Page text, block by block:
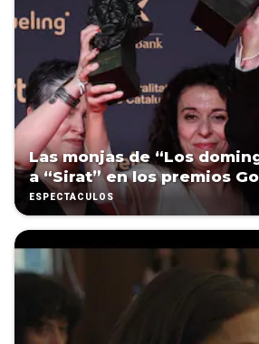
Las monjas de “Los
a “Sirat” en los premios
ESPECTÁCULOS